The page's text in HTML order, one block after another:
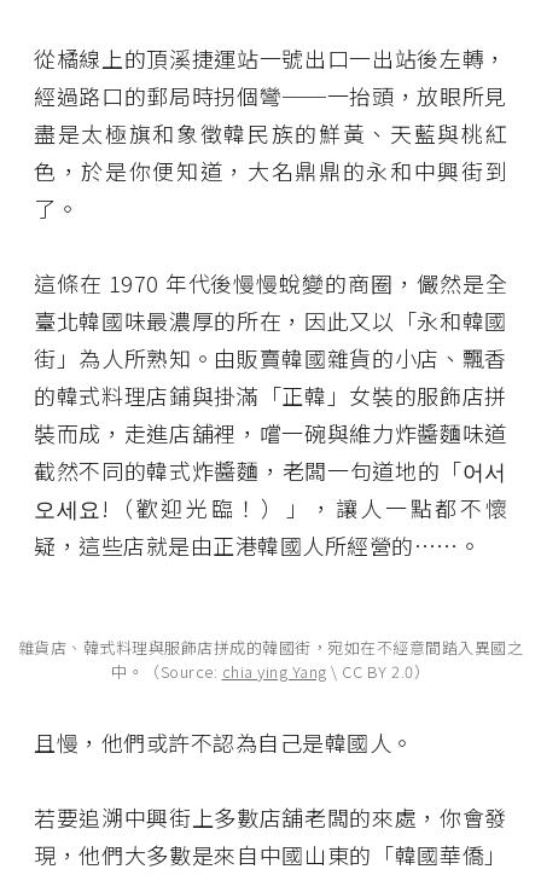
從橘線上的頂溪捷運站一號出口一出站後左轉，
經過路口的郵局時拐個彎──一抬頭，放眼所見
盡是太極旗和象徵韓民族的鮮黃、天藍與桃紅
色，於是你便知道，大名鼎鼎的永和中興街到
了。
這條在 1970 年代後慢慢蛻變的商圈，儼然是全
臺北韓國味最濃厚的所在，因此又以「永和韓國
街」為人所熟知。由販賣韓國雜貨的小店、飄香
的韓式料理店鋪與掛滿「正韓」女裝的服飾店拼
裝而成，走進店舖裡，嚐一碗與維力炸醬麵味道
截然不同的韓式炸醬麵，老闆一句道地的「어서
오세요!（歡迎光臨！）」，讓人一點都不懷
疑，這些店就是由正港韓國人所經營的⋯⋯。
雜貨店、韓式料理與服飾店拼成的韓國街，宛如在不經意間踏入異國之
中。（Source: chia ying Yang \ CC BY 2.0）
且慢，他們或許不認為自己是韓國人。
若要追溯中興街上多數店舖老闆的來處，你會發
現，他們大多數是來自中國山東的「韓國華僑」